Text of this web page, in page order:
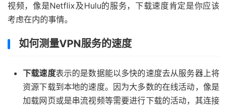
视频，像是Netflix及Hulu的服务，下载速度肯定是你应该
考虑在内的事情。
如何测量VPN服务的速度
下载速度表示的是数据能以多快的速度去从服务器上将
资源下载到本地的速度。因为大多数的在线活动，像是
加载网页或是串流视频等需要进行下载的活动，其连接